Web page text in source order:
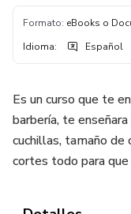
Formato: eBooks o
Idioma: Español
Es un curso que te
barbería, te
cuchillas, tamaño
cortes todo para